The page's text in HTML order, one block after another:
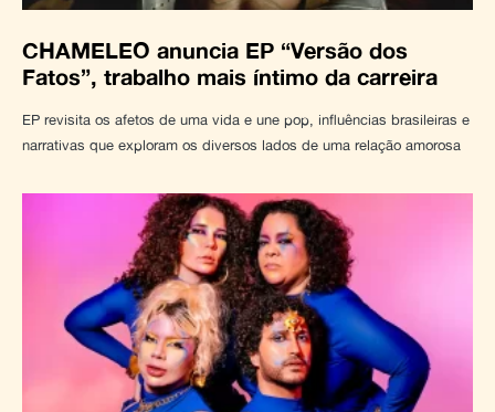
CHAMELEO anuncia EP “Versão dos
Fatos”, trabalho mais íntimo da carreira
EP revisita os afetos de uma vida e une pop, influências brasileiras e
narrativas que exploram os diversos lados de uma relação amorosa